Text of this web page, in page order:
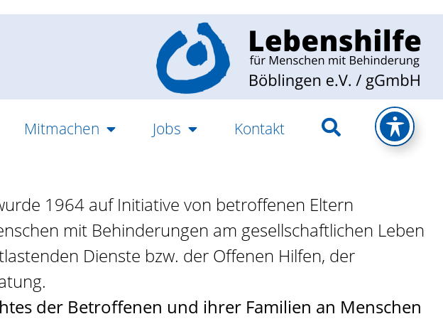
Mitmachen Jobs Kontakt
1964 auf Initiative von betroffenen Eltern
mit Behinderungen am gesellschaftlichen Leben
Dienste bzw. der Offenen Hilfen, der
der Betroffenen und ihrer Familien an Menschen